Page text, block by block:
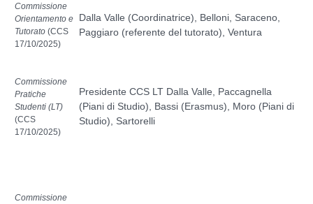
Commissione
Orientamento e
Tutorato (CCS
17/10/2025)
Dalla Valle (Coordinatrice), Belloni, Saraceno,
Paggiaro (referente del tutorato), Ventura
Commissione
Pratiche
Studenti (LT)
(CCS
17/10/2025)
Presidente CCS LT Dalla Valle, Paccagnella
(Piani di Studio), Bassi (Erasmus), Moro (Piani di
Studio), Sartorelli
Commissione